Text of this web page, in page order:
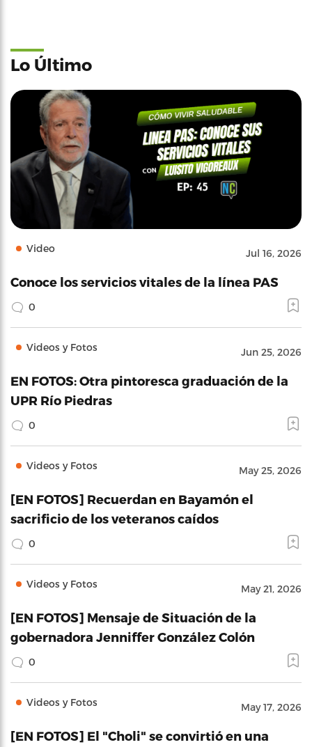
Lo Último
Video Jul 16, 2026
Conoce los servicios vitales de la línea PAS
0
Videos y Fotos Jun 25, 2026
EN FOTOS: Otra pintoresca graduación de la
UPR Río Piedras
0
Videos y Fotos May 25, 2026
[EN FOTOS] Recuerdan en Bayamón el
sacrificio de los veteranos caídos
0
Videos y Fotos May 21, 2026
[EN FOTOS] Mensaje de Situación de la
gobernadora Jenniffer González Colón
0
Videos y Fotos May 17, 2026
[EN FOTOS] El "Choli" se convirtió en una